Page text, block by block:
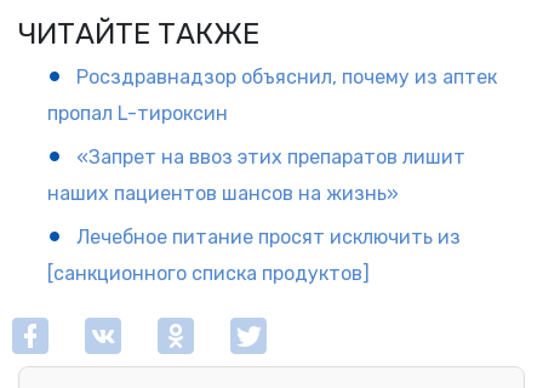
ЧИТАЙТЕ ТАКЖЕ
Росздравнадзор объяснил, почему из аптек
пропал L-тироксин
«Запрет на ввоз этих препаратов лишит
наших пациентов шансов на жизнь»
Лечебное питание просят исключить из
[санкционного списка продуктов]